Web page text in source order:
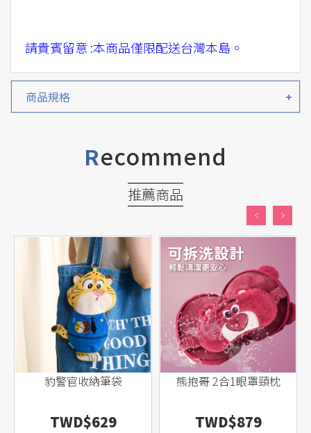
請貴賓留意 :本商品僅限配送台灣本島。
商品規格
Recommend
推薦商品
豹警官收納筆袋
TWD$629
熊抱哥 2合1眼罩頸枕
TWD$879